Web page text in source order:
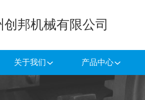
创邦机械有限公司
关于我们 产品中心